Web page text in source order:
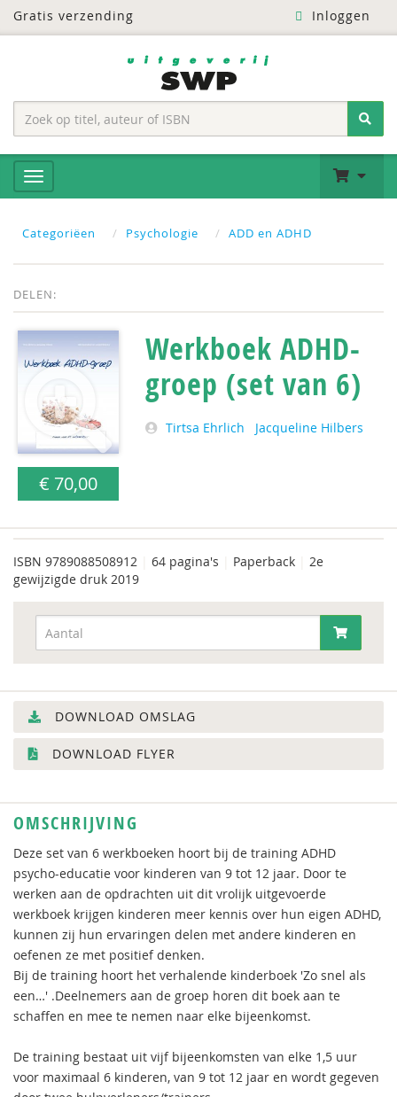
Gratis verzending Inloggen
Categoriëen Psychologie ADD en ADHD
DELEN:
€ 70,00
Werkboek ADHD-
groep (set van 6)
Tirtsa Ehrlich Jacqueline Hilbers
ISBN 9789088508912 64 pagina's Paperback
2e
gewijzigde druk 2019
DOWNLOAD OMSLAG
DOWNLOAD FLYER
OMSCHRIJVING
Deze set van 6 werkboeken hoort bij de training ADHD
psycho-educatie voor kinderen van 9 tot 12 jaar. Door te
werken aan de opdrachten uit dit vrolijk uitgevoerde
werkboek krijgen kinderen meer kennis over hun eigen ADHD,
kunnen zij hun ervaringen delen met andere kinderen en
oefenen ze met positief denken.
Bij de training hoort het verhalende kinderboek 'Zo snel als
een…' .Deelnemers aan de groep horen dit boek aan te
schaffen en mee te nemen naar elke bijeenkomst.
De training bestaat uit vijf bijeenkomsten van elke 1,5 uur
voor maximaal 6 kinderen, van 9 tot 12 jaar en wordt gegeven